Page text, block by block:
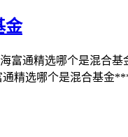
金
通精选哪个是混合
精选哪个是混合基金